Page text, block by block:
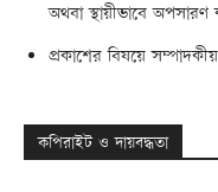
অথবা স্থায়ীভাবে
প্রকাশের বিষয়ে সম্পাদকীয়
কপিরাইট ও দায়বদ্ধতা